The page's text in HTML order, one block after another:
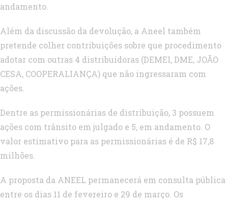
andamento.
Além da discussão da devolução, a Aneel também
pretende colher contribuições sobre que procedimento
adotar com outras 4 distribuidoras (DEMEI, DME, JOÃO
CESA, COOPERALIANÇA) que não ingressaram com
ações.
Dentre as permissionárias de distribuição, 3 possuem
ações com trânsito em julgado e 5, em andamento. O
valor estimativo para as permissionárias é de R$ 17,8
milhões.
A proposta da ANEEL permanecerá em consulta pública
entre os dias 11 de fevereiro e 29 de março. Os